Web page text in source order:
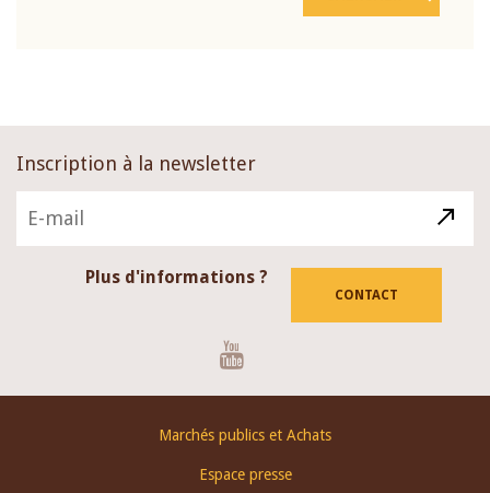
Inscription à la newsletter
Plus d'informations ?
CONTACT
Marchés publics et Achats
Espace presse